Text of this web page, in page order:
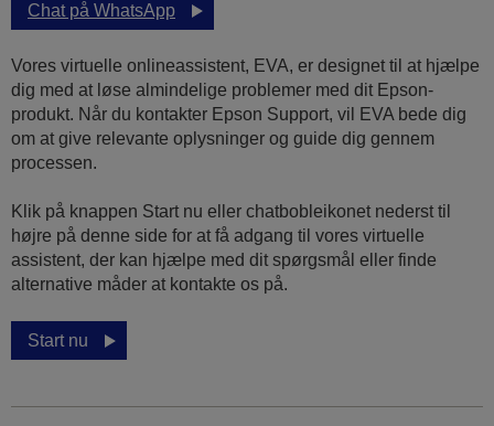
Chat på WhatsApp
Vores virtuelle onlineassistent, EVA, er designet til at hjælpe
dig med at løse almindelige problemer med dit Epson-
produkt. Når du kontakter Epson Support, vil EVA bede dig
om at give relevante oplysninger og guide dig gennem
processen.
Klik på knappen Start nu eller chatbobleikonet nederst til
højre på denne side for at få adgang til vores virtuelle
assistent, der kan hjælpe med dit spørgsmål eller finde
alternative måder at kontakte os på.
Start nu